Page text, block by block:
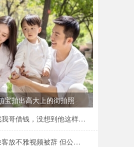
宝拍出高大上的街拍照
家里装修找我哥借钱，没想到他这样回复我，
的哥载女乘客放不雅视频被辞 但公司称非黄